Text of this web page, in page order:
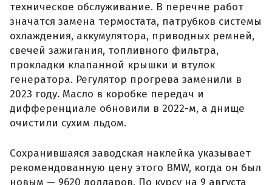
техническое обслуживание. В перечне работ
значатся замена термостата, патрубков системы
охлаждения, аккумулятора, приводных ремней,
свечей зажигания, топливного фильтра,
прокладки клапанной крышки и втулок
генератора. Регулятор прогрева заменили в
2023 году. Масло в коробке передач и
дифференциале обновили в 2022-м, а днище
очистили сухим льдом.
Сохранившаяся заводская наклейка указывает
рекомендованную цену этого BMW, когда он был
новым — 9620 долларов. По курсу на 9 августа